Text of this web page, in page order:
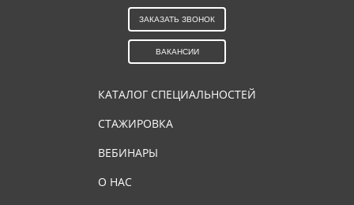
КАТАЛОГ СПЕЦИАЛЬНОСТЕЙ
СТАЖИРОВКА
ВЕБИНАРЫ
О НАС
ЗАКАЗАТЬ ЗВОНОК
ВАКАНСИИ